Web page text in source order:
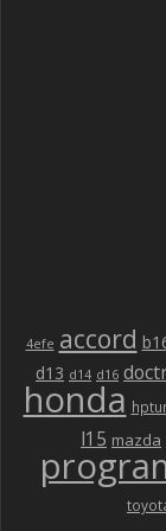
4efe accord
d13 d14 d16
honda
l15 mazda